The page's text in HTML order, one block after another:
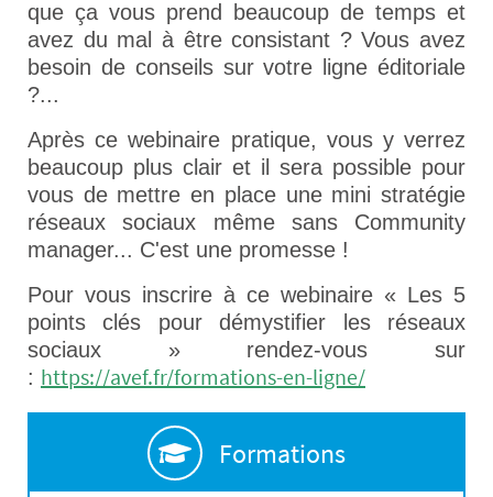
que ça vous prend beaucoup de temps et
avez du mal à être consistant ? Vous avez
besoin de conseils sur votre ligne éditoriale
?...
Après ce webinaire pratique, vous y verrez
beaucoup plus clair et il sera possible pour
vous de mettre en place une mini stratégie
réseaux sociaux même sans Community
manager... C'est une promesse !
Pour vous inscrire à ce webinaire « Les 5
points clés pour démystifier les réseaux
sociaux » rendez-vous sur
: https://avef.fr/formations-en-ligne/
Formations